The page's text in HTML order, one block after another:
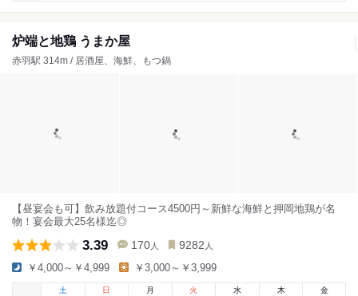
炉端と地鶏 うまか屋
赤羽駅 314m / 居酒屋、海鮮、もつ鍋
【昼宴会も可】飲み放題付コース4500円～新鮮な海鮮と押岡地鶏が名
物！宴会最大25名様迄◎
3.39 170 人 9282 人
￥4,000～￥4,999 ￥3,000～￥3,999
土
日 月 火 水 木 金